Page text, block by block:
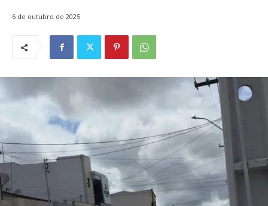
6 de outubro de 2025